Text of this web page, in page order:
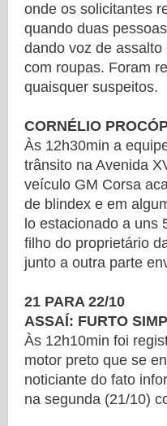
onde os solicitantes
quando duas
dando voz de
com roupas. Foram
quaisquer suspeitos.
CORNÉLIO
Às 12h30min a
trânsito na Avenida
veículo GM Corsa
de blindex e em
lo estacionado a uns
filho do proprietário
junto a outra parte
21 PARA 22/10
ASSAÍ: FURTO
Às 12h10min foi
motor preto que se
noticiante do fato
na segunda (21/10)